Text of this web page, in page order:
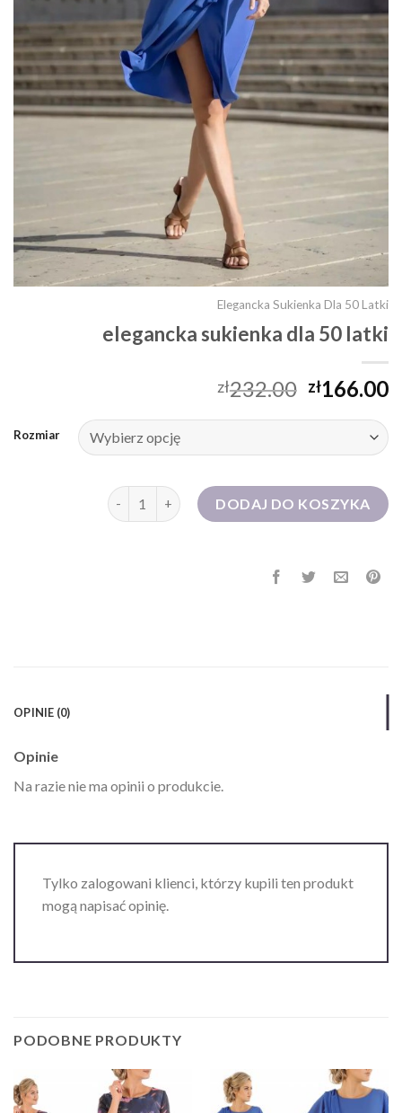
Elegancka Sukienka Dla 50 Latki
elegancka sukienka dla 50 latki
zł232.00 zł166.00
Rozmiar
ilość elegancka sukienka dla 50 latki
DODAJ DO KOSZYKA
OPINIE (0)
Opinie
Na razie nie ma opinii o produkcie.
Tylko zalogowani klienci, którzy kupili ten produkt
mogą napisać opinię.
PODOBNE PRODUKTY